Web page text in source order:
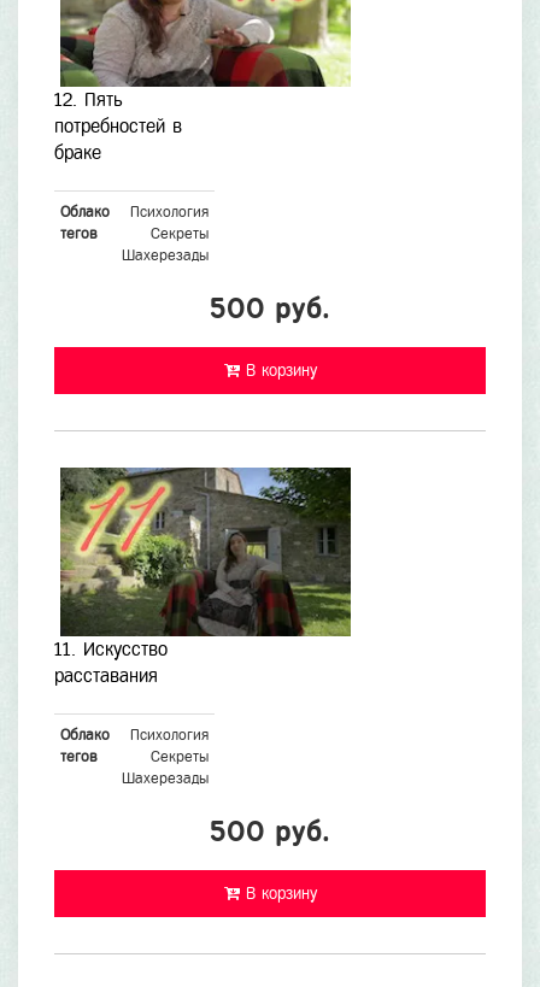
12. Пять
потребностей в
браке
Облако
тегов
Психология
Секреты
Шахерезады
500 руб.
В корзину
11. Искусство
расставания
Облако
тегов
Психология
Секреты
Шахерезады
500 руб.
В корзину